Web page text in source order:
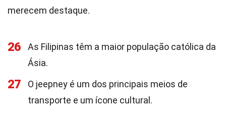
merecem destaque.
26
As Filipinas têm a maior população católica da
Ásia.
27
O jeepney é um dos principais meios de
transporte e um ícone cultural.